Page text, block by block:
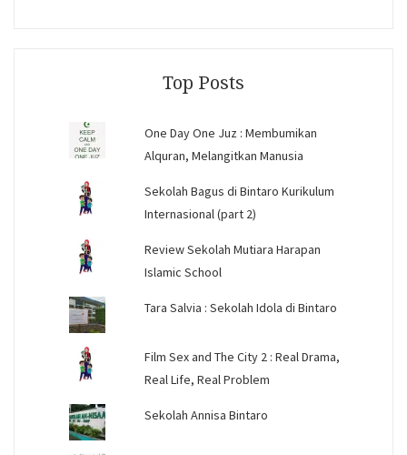
Top Posts
One Day One Juz : Membumikan
Alquran, Melangitkan Manusia
Sekolah Bagus di Bintaro Kurikulum
Internasional (part 2)
Review Sekolah Mutiara Harapan
Islamic School
Tara Salvia : Sekolah Idola di Bintaro
Film Sex and The City 2 : Real Drama,
Real Life, Real Problem
Sekolah Annisa Bintaro